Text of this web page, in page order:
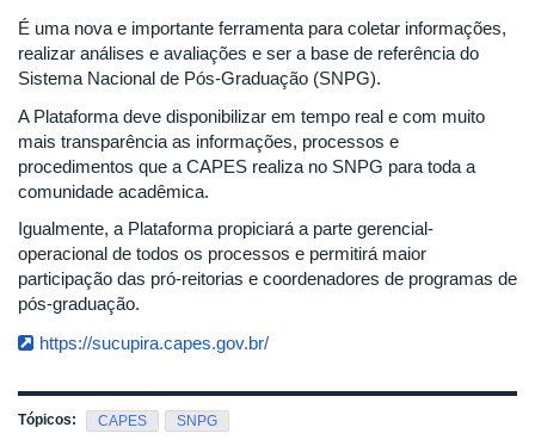
É uma nova e importante ferramenta para coletar informações,
realizar análises e avaliações e ser a base de referência do
Sistema Nacional de Pós-Graduação (SNPG).
A Plataforma deve disponibilizar em tempo real e com muito
mais transparência as informações, processos e
procedimentos que a CAPES realiza no SNPG para toda a
comunidade acadêmica.
Igualmente, a Plataforma propiciará a parte gerencial-
operacional de todos os processos e permitirá maior
participação das pró-reitorias e coordenadores de programas de
pós-graduação.
https://sucupira.capes.gov.br/
Tópicos: CAPES SNPG